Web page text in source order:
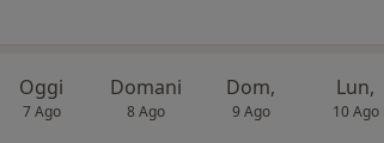
Oggi
7 Ago
Domani
8 Ago
Dom,
9 Ago
Lun,
10 Ago